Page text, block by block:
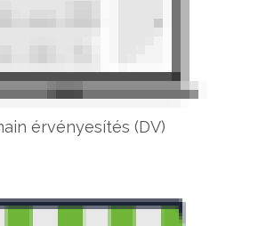
érvényesítés (DV)